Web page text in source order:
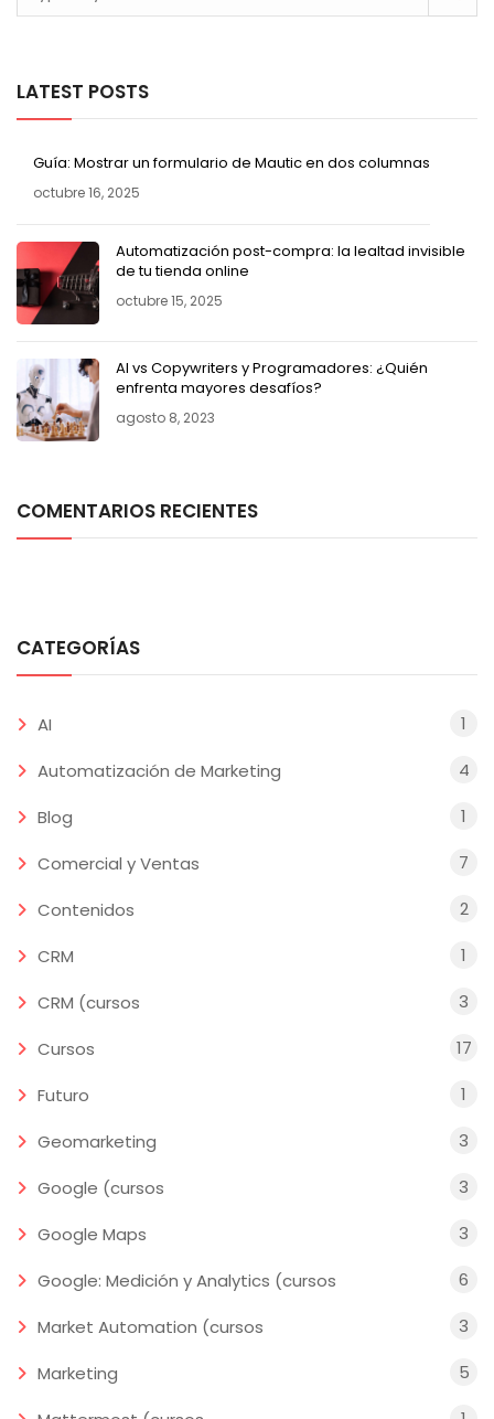
LATEST POSTS
Guía: Mostrar un formulario de Mautic en dos columnas
octubre 16, 2025
Automatización post-compra: la lealtad invisible
de tu tienda online
octubre 15, 2025
AI vs Copywriters y Programadores: ¿Quién
enfrenta mayores desafíos?
agosto 8, 2023
COMENTARIOS RECIENTES
CATEGORÍAS
AI 1
Automatización de Marketing 4
Blog 1
Comercial y Ventas 7
Contenidos 2
CRM 1
CRM (cursos 3
Cursos 17
Futuro 1
Geomarketing 3
Google (cursos 3
Google Maps 3
Google: Medición y Analytics (cursos 6
Market Automation (cursos 3
Marketing 5